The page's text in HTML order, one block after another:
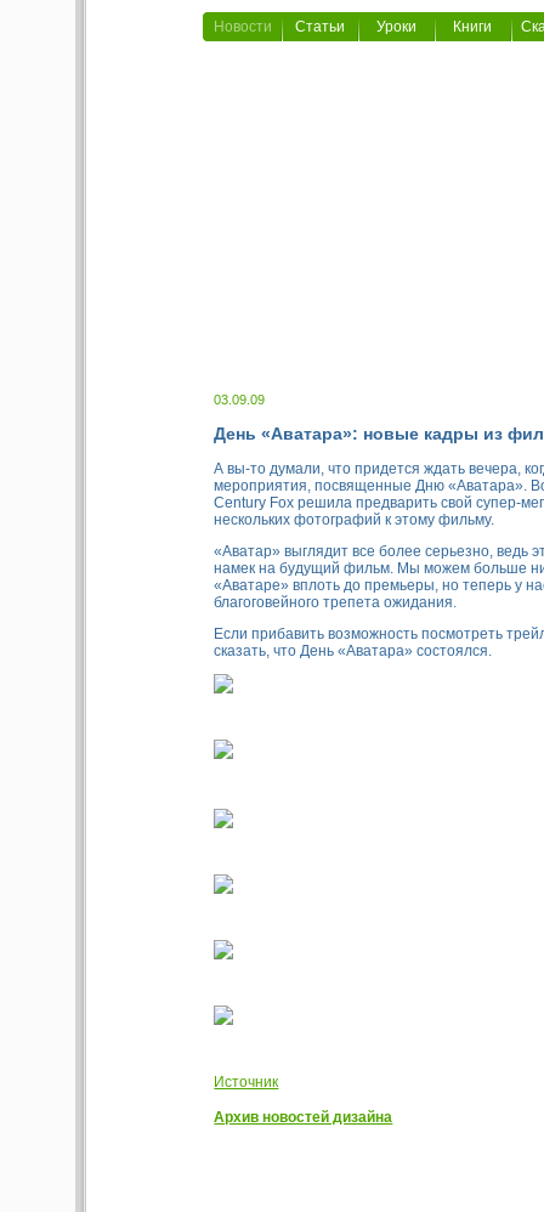
Новости Статьи Уроки Книги
03.09.09
День «Аватара»: новые кадры из
А вы-то думали, что придется ждать вечера,
мероприятия, посвященные Дню «Аватара».
Century Fox решила предварить свой супер-
нескольких фотографий к этому фильму.
«Аватар» выглядит все более серьезно, ведь
намек на будущий фильм. Мы можем больше
«Аватаре» вплоть до премьеры, но теперь у
благоговейного трепета ожидания.
Если прибавить возможность посмотреть
сказать, что День «Аватара» состоялся.
Источник
Архив новостей дизайна